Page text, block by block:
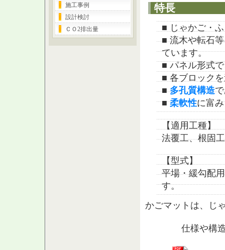
特長
■ じゃかご・
■ 流木や転石
ています。
■ パネル形式
■ 各ブロック
■多孔質構造
■柔軟性に富
【適用工種】
法覆工、根固
【型式】
平場・緩勾配
す。
かごマットは、じ
仕様や構
施工事例
設計検討
ＣＯ2排出量